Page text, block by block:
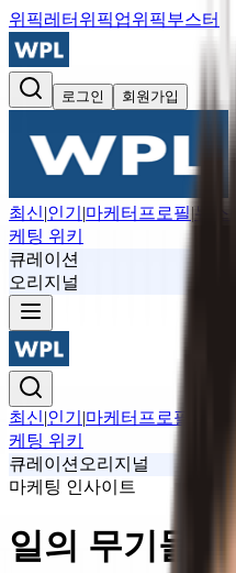
위픽레터 위픽업위픽부스터
로그인 회원가입
최신|인기 |마케터프로필|뉴스
케팅 위키
큐레이션
오리지널
최신|인기 |마케터프로필
케팅 위키
큐레이션 오리지널
마케팅 인사이트
일의 무기들 :